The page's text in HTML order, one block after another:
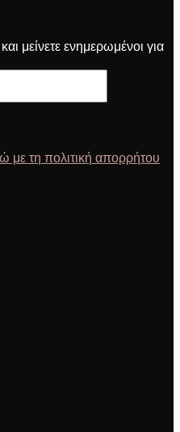
μείνετε ενημερωμένοι για
τη πολιτική απορρήτου